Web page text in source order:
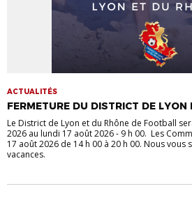
ACTUALITÉS
FERMETURE DU DISTRICT DE LYON
Le District de Lyon et du Rhône de Football
2026 au lundi 17 août 2026 - 9 h 00. Les
17 août 2026 de 14 h 00 à 20 h 00. Nous
vacances.